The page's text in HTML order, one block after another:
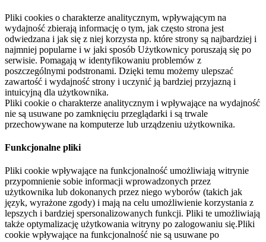
Pliki cookies o charakterze analitycznym, wpływającym na
wydajność zbierają informację o tym, jak często strona jest
odwiedzana i jak się z niej korzysta np. które strony są najbardziej i
najmniej popularne i w jaki sposób Użytkownicy poruszają się po
serwisie. Pomagają w identyfikowaniu problemów z
poszczególnymi podstronami. Dzięki temu możemy ulepszać
zawartość i wydajność strony i uczynić ją bardziej przyjazną i
intuicyjną dla użytkownika.
Pliki cookie o charakterze analitycznym i wpływające na wydajność
nie są usuwane po zamknięciu przeglądarki i są trwale
przechowywane na komputerze lub urządzeniu użytkownika.
Funkcjonalne pliki
Pliki cookie wpływające na funkcjonalność umożliwiają witrynie
przypomnienie sobie informacji wprowadzonych przez
użytkownika lub dokonanych przez niego wyborów (takich jak
język, wyrażone zgody) i mają na celu umożliwienie korzystania z
lepszych i bardziej spersonalizowanych funkcji. Pliki te umożliwiają
także optymalizację użytkowania witryny po zalogowaniu się.Pliki
cookie wpływające na funkcjonalność nie są usuwane po